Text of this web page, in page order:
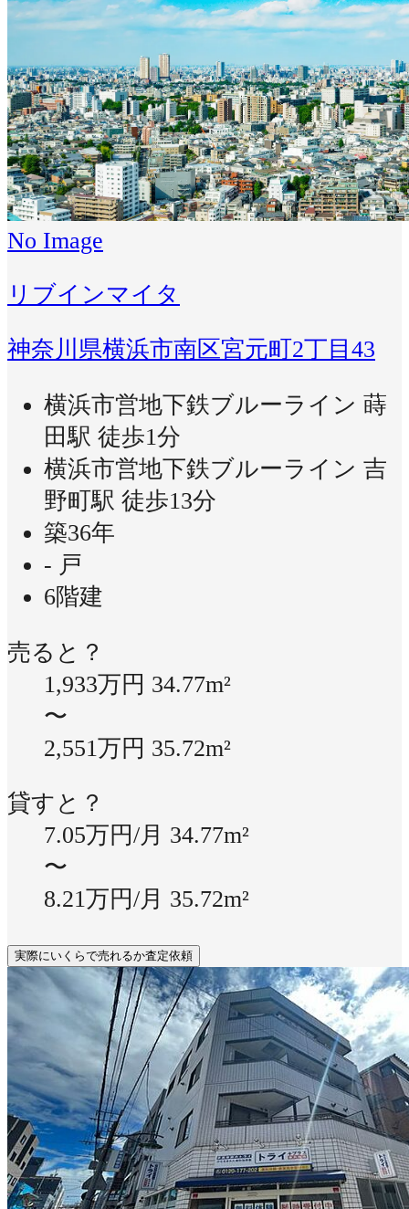
No Image
リブインマイタ
神奈川県横浜市南区宮元町2丁目43
横浜市営地下鉄ブルーライン 蒔
田駅 徒歩1分
横浜市営地下鉄ブルーライン 吉
野町駅 徒歩13分
築36年
- 戸
6階建
売ると？
1,933万円 34.77m²
〜
2,551万円 35.72m²
貸すと？
7.05万円/月 34.77m²
〜
8.21万円/月 35.72m²
実際にいくらで売れるか査定依頼